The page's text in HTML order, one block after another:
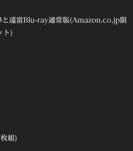
と遠雷Blu-ray通常版(Amazon.co.jp限
ト)
組)